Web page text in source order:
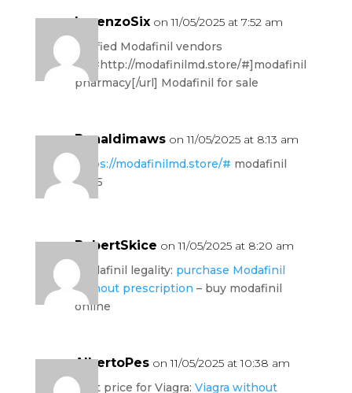
LorenzoSix on 11/05/2025 at 7:52 am
verified Modafinil vendors
[url=http://modafinilmd.store/#]modafinil
pharmacy[/url] Modafinil for sale
Ronaldimaws on 11/05/2025 at 8:13 am
https://modafinilmd.store/# modafinil
2025
RobertSkice on 11/05/2025 at 8:20 am
modafinil legality: purchase Modafinil
without prescription – buy modafinil
online
AlbertoPes on 11/05/2025 at 10:38 am
best price for Viagra: Viagra without